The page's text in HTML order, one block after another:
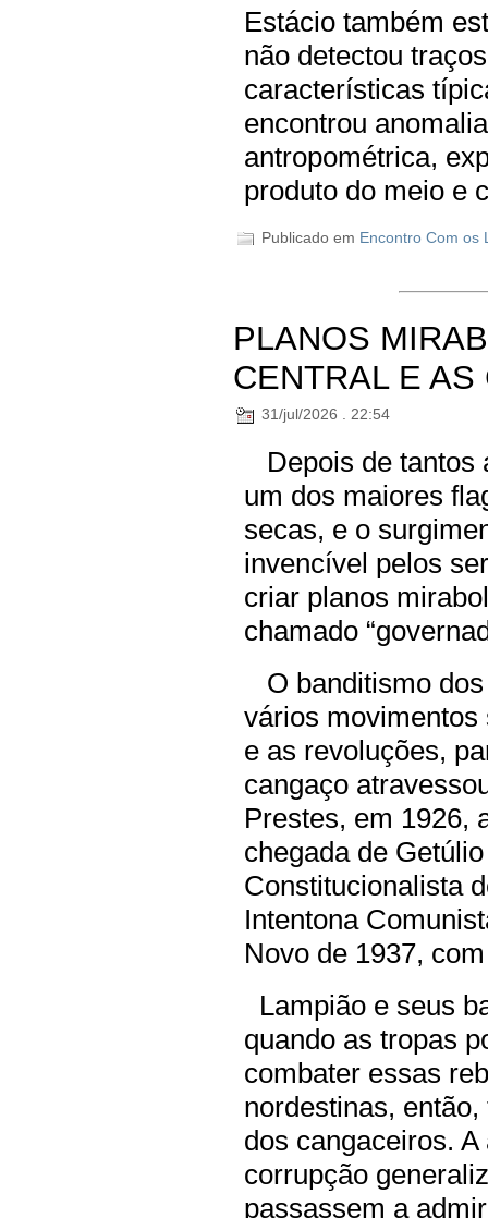
Estácio também
não detectou
características
encontrou
antropométrica,
produto do meio e
Publicado em Encontro Com os
PLANOS
CENTRAL E
31/jul/2026 . 22:54
Depois de tantos
um dos maiores
secas, e o
invencível pelos
criar planos
chamado
O banditismo
vários
e as revoluções,
cangaço
Prestes, em 1926,
chegada de
Constitucionalista
Intentona
Novo de 1937,
Lampião e seus
quando as tropas
combater essas
nordestinas,
dos cangaceiros.
corrupção
passassem a